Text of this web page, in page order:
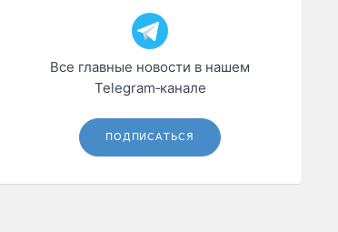
Все главные новости в нашем
Telegram‑канале
ПОДПИСАТЬСЯ